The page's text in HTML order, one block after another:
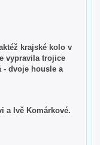
krajské kolo v
vypravila trojice
- dvoje housle a
a Ivě Komárkové.